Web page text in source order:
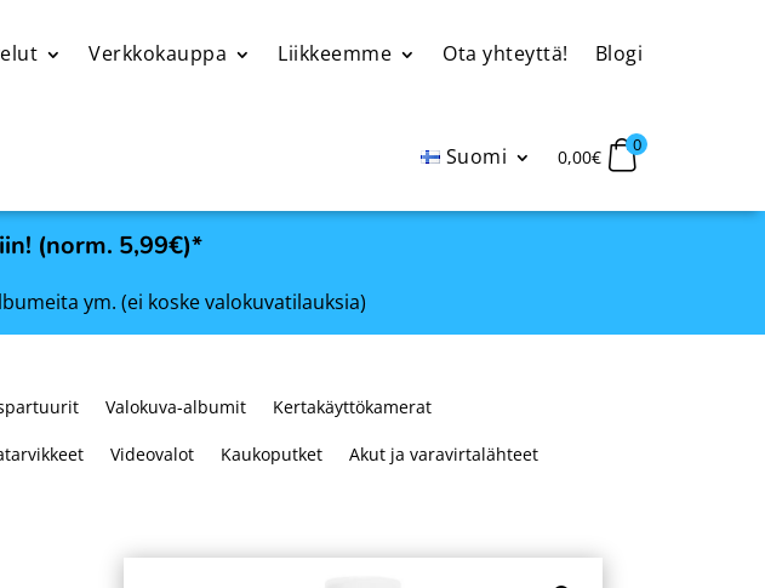
Verkkokauppa Liikkeemme Ota yhteyttä! Blogi
Suomi 0,00€
0
(norm. 5,99€)*
ym. (ei koske valokuvatilauksia)
Valokuva-albumit Kertakäyttökamerat
Videovalot Kaukoputket Akut ja varavirtalähteet